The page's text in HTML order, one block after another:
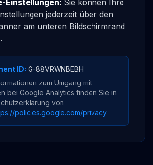
Einstellungen: Sie können Ihre
jederzeit über den
am unteren Bildschirmrand
ID: G-88VRWNBEBH
zum Umgang mit
bei Google Analytics finden Sie in
von
policies.google.com/privacy